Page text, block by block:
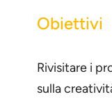
Obiettivi
Rivisitare i
sulla